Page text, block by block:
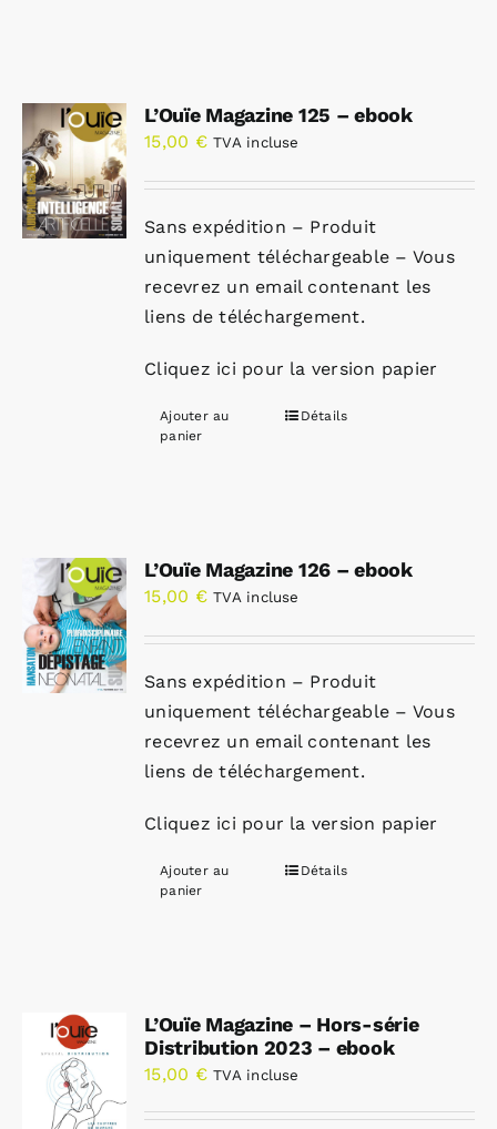
L’Ouïe Magazine 125 – ebook
15,00 € TVA incluse
Sans expédition – Produit
uniquement téléchargeable – Vous
recevrez un email contenant les
liens de téléchargement.
Cliquez ici pour la version papier
Ajouter au
panier
Détails
L’Ouïe Magazine 126 – ebook
15,00 € TVA incluse
Sans expédition – Produit
uniquement téléchargeable – Vous
recevrez un email contenant les
liens de téléchargement.
Cliquez ici pour la version papier
Ajouter au
panier
Détails
L’Ouïe Magazine – Hors-série
Distribution 2023 – ebook
15,00 € TVA incluse